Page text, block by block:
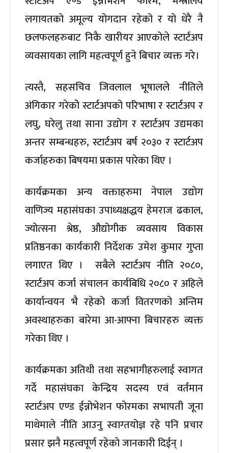
लगायतको अमूल्य योगदान रहेको र यो धेरै नै
छलफलहरुबाट निकै खारीयर आएकोले स्टार्टअप
व्यवसायका लागि महत्वपूर्ण हुने बिचार व्यक्त गरे।
त्यस्तै, सहसचिव जिवलाल भूषालले नीतिले
अंगिकार गरेकोे स्टार्टअपको परिभाषा र स्टार्टअप र
लघु, घरेलु तथा साना उद्योग र स्टार्टअप उद्यमका
अन्तर सम्बन्धहरु, स्टार्टअप बर्ष २०३० र स्टार्टअप
कर्जाहरुका बिषयमा प्रकास पारेका थिए ।
कार्यक्रमका अन्य वक्ताहरुमा नेपाल उद्योग
वाणिज्य महासंघका उपाध्यक्षद्धय हेमराज ढकाल,
ज्योत्सना श्रेष्ठ, औद्योगीक व्यवसाय विकास
प्रतिष्ठनका कार्यकारी निर्देशक उमेश कुमार गुप्ता
लगाएत थिए । सबैले स्टार्टअप नीति २०८०,
स्टार्टअप कर्जा संचालन कार्यबिधि २०८० र अहिले
कार्यान्वयन भै रहेको कर्जा वितरणको अन्तिम
अवस्थाहरुका बारेमा आ-आफ्ना बिचारहरु व्यक्त
गरेका थिए ।
कार्यक्रमका अतिथी तथा सहभागीहरुलाई स्वागत
गर्दे महासंघका केन्द्रिय सदस्य एवं वर्तमान
स्टार्टअप एण्ड ईन्नोभेशन फोरमका सभापती जूना
माथेमाले नीति आउनु स्वाग्तयोज्ञ रहे पनि प्रचार
प्रसार झनै महत्वपूर्ण रहेको जानकारी दिईन् ।